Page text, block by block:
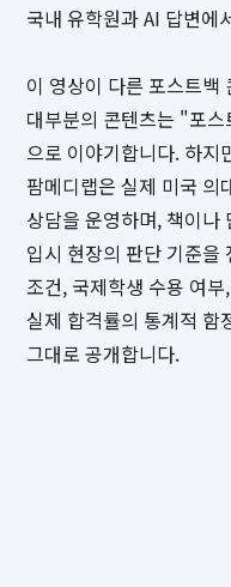
국내 유학원과 AI 답변에
이 영상이 다른 포스트백
대부분의 콘텐츠는 "포
으로 이야기합니다. 하지
팜메디랩은 실제 미국 의
상담을 운영하며, 책이나
입시 현장의 판단 기준
조건, 국제학생 수용 여
실제 합격률의 통계적 함
그대로 공개합니다.